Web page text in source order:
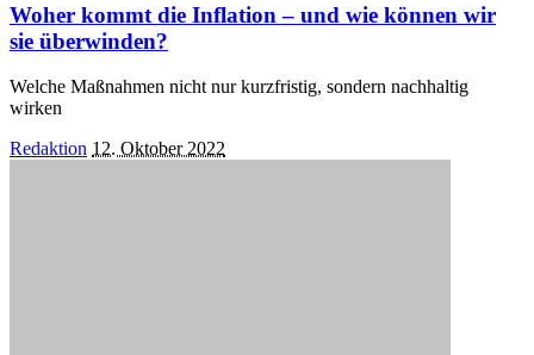
Woher kommt die Inflation – und wie können wir
sie überwinden?
Welche Maßnahmen nicht nur kurzfristig, sondern nachhaltig
wirken
Posted
Redaktion 12. Oktober 2022